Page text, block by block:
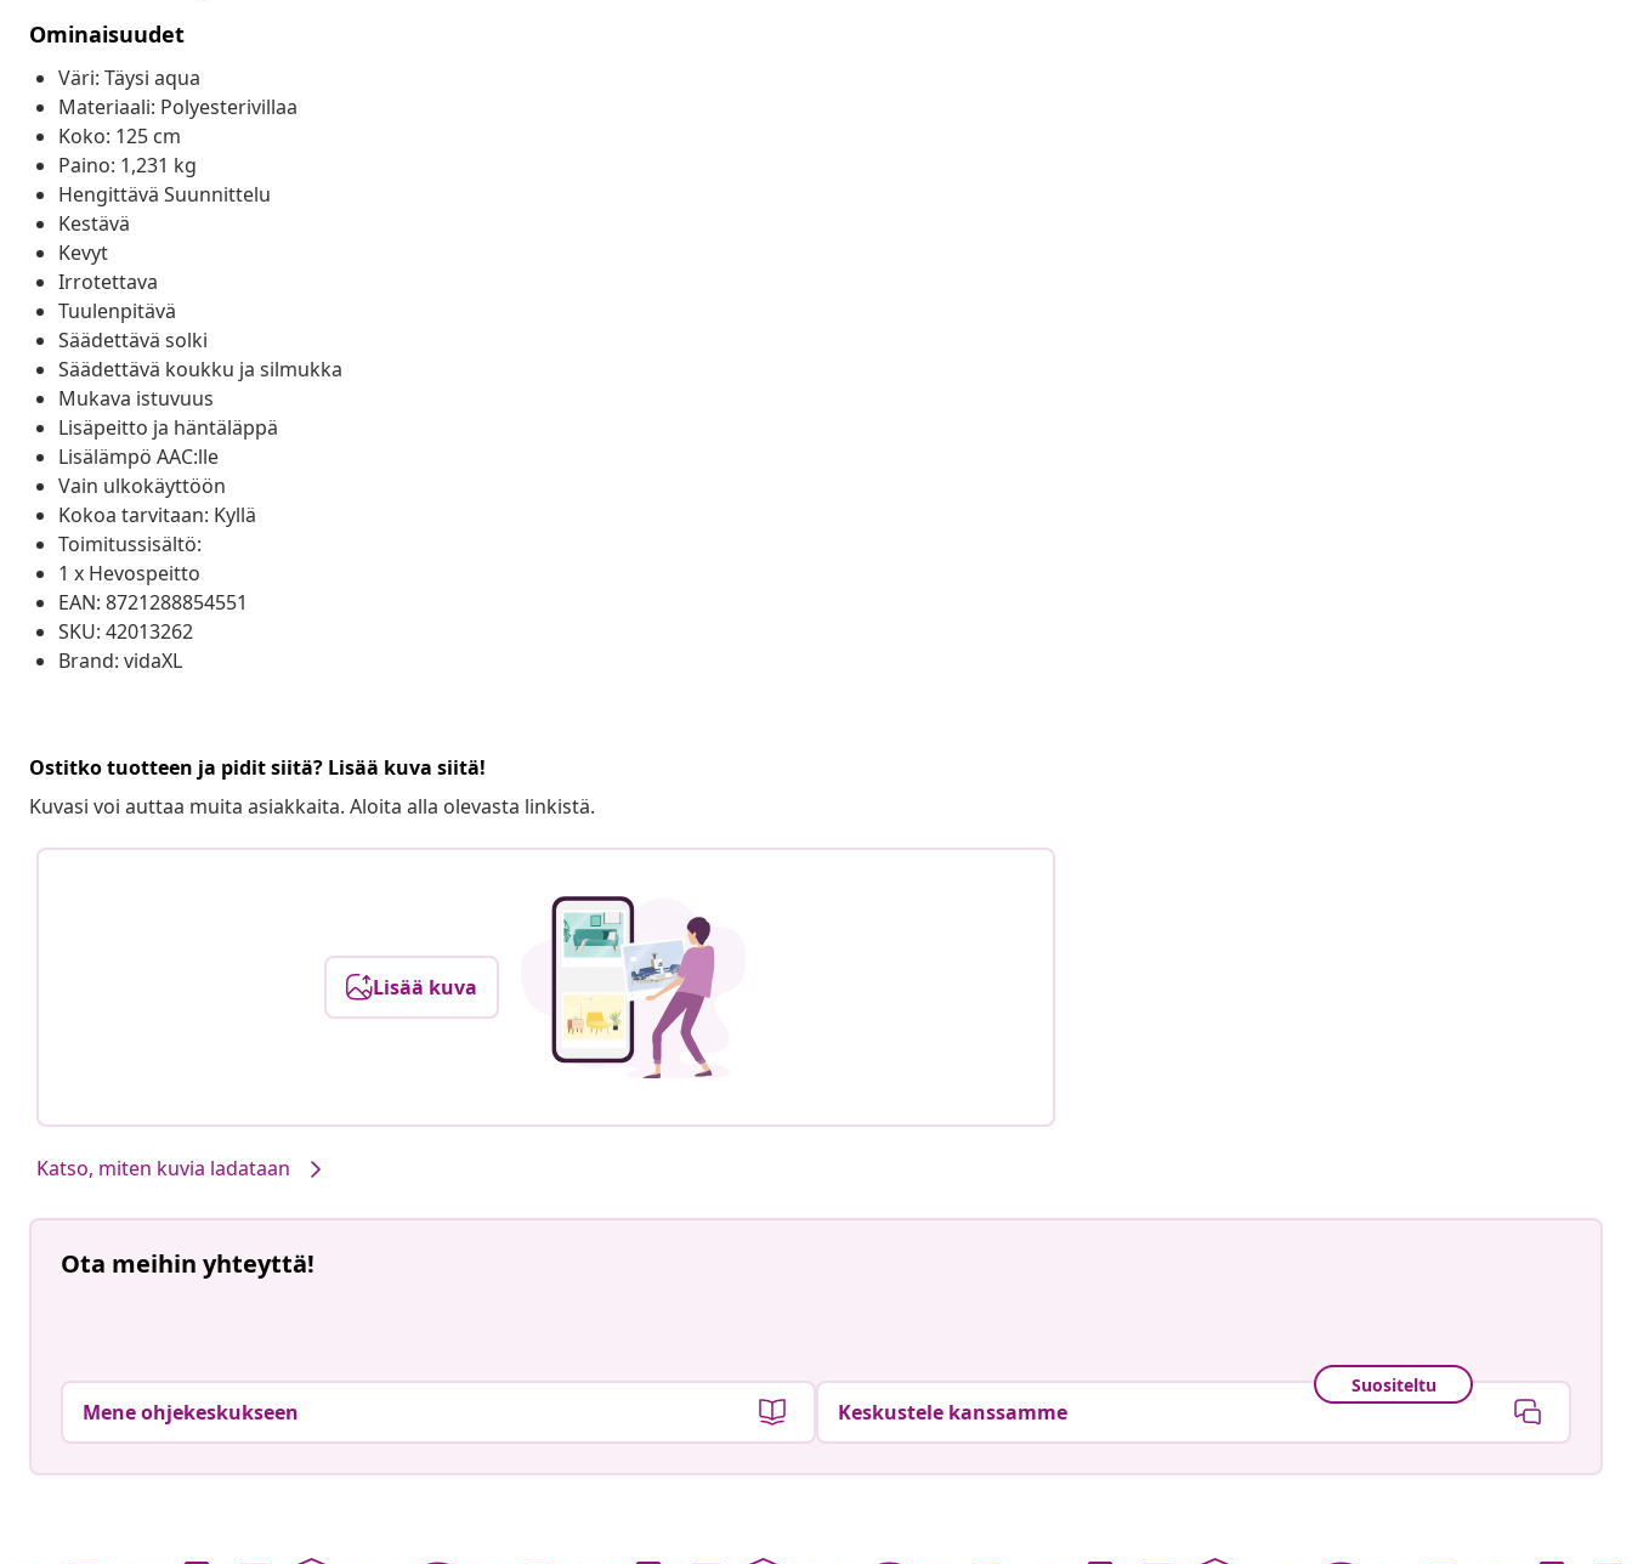
Ominaisuudet
Väri: Täysi aqua
Materiaali: Polyesterivillaa
Koko: 125 cm
Paino: 1,231 kg
Hengittävä Suunnittelu
Kestävä
Kevyt
Irrotettava
Tuulenpitävä
Säädettävä solki
Säädettävä koukku ja silmukka
Mukava istuvuus
Lisäpeitto ja häntäläppä
Lisälämpö AAC:lle
Vain ulkokäyttöön
Kokoa tarvitaan: Kyllä
Toimitussisältö:
1 x Hevospeitto
EAN: 8721288854551
SKU: 42013262
Brand: vidaXL
Ostitko tuotteen ja pidit siitä? Lisää kuva siitä!
Kuvasi voi auttaa muita asiakkaita. Aloita alla olevasta linkistä.
Lisää kuva
Katso, miten kuvia ladataan
Ota meihin yhteyttä!
Mene ohjekeskukseen
Suositeltu
Keskustele kanssamme